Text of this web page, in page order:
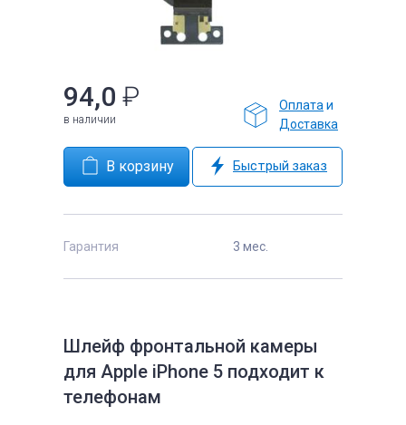
94,0 ₽
в наличии
Быстрый заказ
Оплата и
Доставка
Гарантия 3 мес.
Шлейф фронтальной камеры
для Apple iPhone 5 подходит к
телефонам